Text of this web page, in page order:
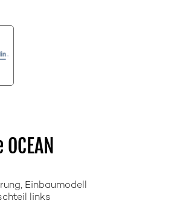
Einbaumodell
links